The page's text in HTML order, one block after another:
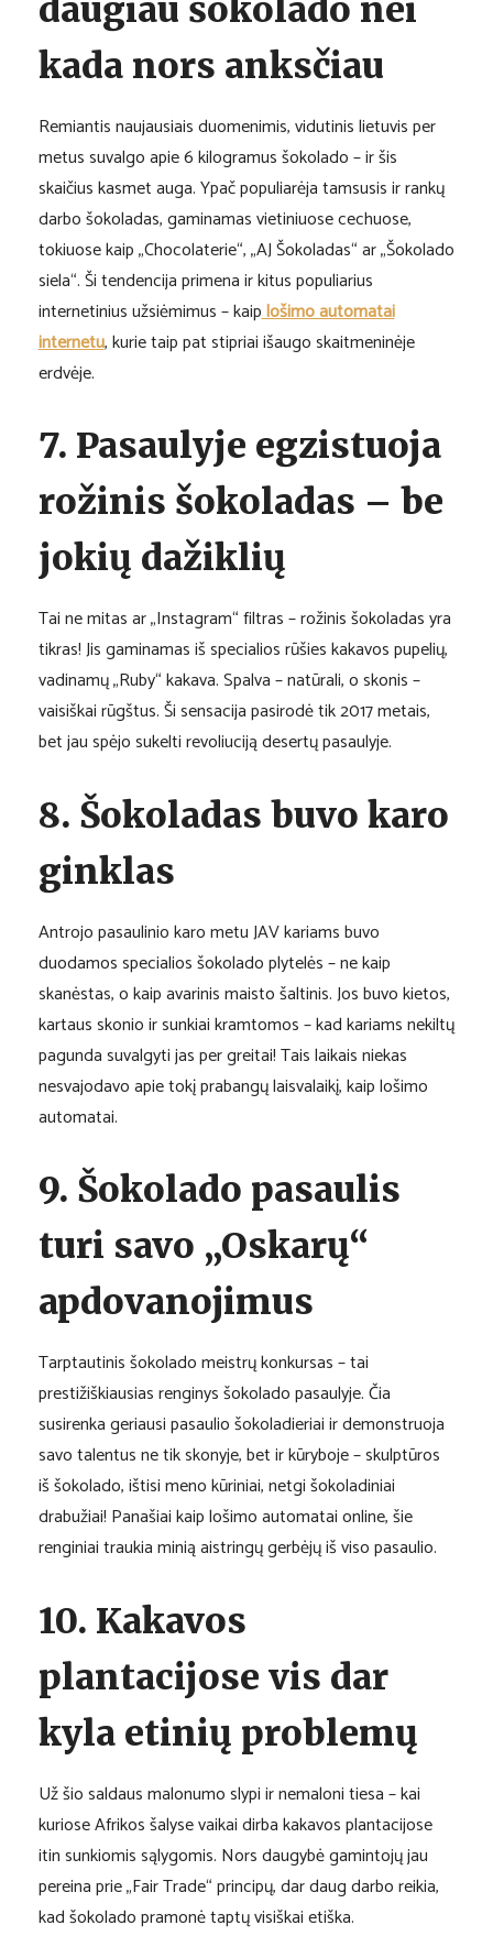
daugiau šokolado nei
kada nors anksčiau
Remiantis naujausiais duomenimis, vidutinis lietuvis per
metus suvalgo apie 6 kilogramus šokolado – ir šis
skaičius kasmet auga. Ypač populiarėja tamsusis ir rankų
darbo šokoladas, gaminamas vietiniuose cechuose,
tokiuose kaip „Chocolaterie“, „AJ Šokoladas“ ar „Šokolado
siela“. Ši tendencija primena ir kitus populiarius
internetinius užsiėmimus – kaiplošimo automatai
internetu, kurie taip pat stipriai išaugo skaitmeninėje
erdvėje.
7. Pasaulyje egzistuoja
rožinis šokoladas – be
jokių dažiklių
Tai ne mitas ar „Instagram“ filtras – rožinis šokoladas yra
tikras! Jis gaminamas iš specialios rūšies kakavos pupelių,
vadinamų „Ruby“ kakava. Spalva – natūrali, o skonis –
vaisiškai rūgštus. Ši sensacija pasirodė tik 2017 metais,
bet jau spėjo sukelti revoliuciją desertų pasaulyje.
8. Šokoladas buvo karo
ginklas
Antrojo pasaulinio karo metu JAV kariams buvo
duodamos specialios šokolado plytelės – ne kaip
skanėstas, o kaip avarinis maisto šaltinis. Jos buvo kietos,
kartaus skonio ir sunkiai kramtomos – kad kariams nekiltų
pagunda suvalgyti jas per greitai! Tais laikais niekas
nesvajodavo apie tokį prabangų laisvalaikį, kaip lošimo
automatai.
9. Šokolado pasaulis
turi savo „Oskarų“
apdovanojimus
Tarptautinis šokolado meistrų konkursas – tai
prestižiškiausias renginys šokolado pasaulyje. Čia
susirenka geriausi pasaulio šokoladieriai ir demonstruoja
savo talentus ne tik skonyje, bet ir kūryboje – skulptūros
iš šokolado, ištisi meno kūriniai, netgi šokoladiniai
drabužiai! Panašiai kaip lošimo automatai online, šie
renginiai traukia minią aistringų gerbėjų iš viso pasaulio.
10. Kakavos
plantacijose vis dar
kyla etinių problemų
Už šio saldaus malonumo slypi ir nemaloni tiesa – kai
kuriose Afrikos šalyse vaikai dirba kakavos plantacijose
itin sunkiomis sąlygomis. Nors daugybė gamintojų jau
pereina prie „Fair Trade“ principų, dar daug darbo reikia,
kad šokolado pramonė taptų visiškai etiška.